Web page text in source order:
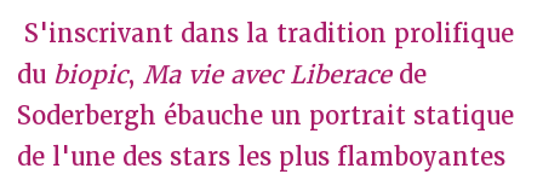
S'inscrivant dans la tradition prolifique
du biopic, Ma vie avec Liberacede
Soderbergh ébauche un portrait statique
de l'une des stars les plus flamboyantes